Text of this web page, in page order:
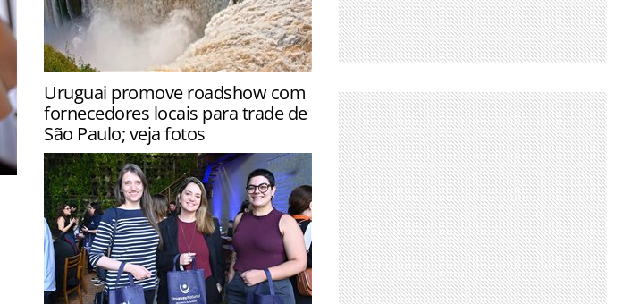
Atração foi fechada para garantir a
segurança dos visitantes durante o
aumento no volume de água do rio
Uruguai promove roadshow com
fornecedores locais para trade de
São Paulo; veja fotos